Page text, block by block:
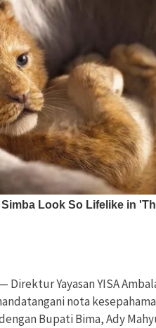
— Direktur Yayasan YISA
nota
Bupati Bima, Ady